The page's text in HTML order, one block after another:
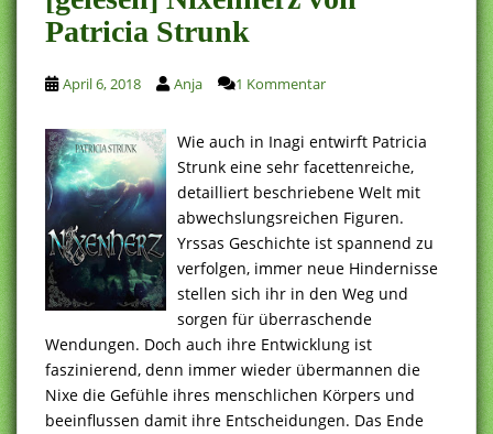
Patricia Strunk
April 6, 2018 Anja 1 Kommentar
Wie auch in Inagi entwirft Patricia
Strunk eine sehr facettenreiche,
detailliert beschriebene Welt mit
abwechslungsreichen Figuren.
Yrssas Geschichte ist spannend zu
verfolgen, immer neue Hindernisse
stellen sich ihr in den Weg und
sorgen für überraschende
Wendungen. Doch auch ihre Entwicklung ist
faszinierend, denn immer wieder übermannen die
Nixe die Gefühle ihres menschlichen Körpers und
beeinflussen damit ihre Entscheidungen. Das Ende